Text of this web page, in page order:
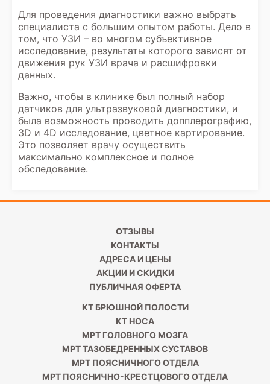
Для проведения диагностики важно выбрать
специалиста с большим опытом работы. Дело в
том, что УЗИ – во многом субъективное
исследование, результаты которого зависят от
движения рук УЗИ врача и расшифровки
данных.
Важно, чтобы в клинике был полный набор
датчиков для ультразвуковой диагностики, и
была возможность проводить допплерографию,
3D и 4D исследование, цветное картирование.
Это позволяет врачу осуществить
максимально комплексное и полное
обследование.
ОТЗЫВЫ
КОНТАКТЫ
АДРЕСА И ЦЕНЫ
АКЦИИ И СКИДКИ
ПУБЛИЧНАЯ ОФЕРТА
КТ БРЮШНОЙ ПОЛОСТИ
КТ НОСА
МРТ ГОЛОВНОГО МОЗГА
МРТ ТАЗОБЕДРЕННЫХ СУСТАВОВ
МРТ ПОЯСНИЧНОГО ОТДЕЛА
МРТ ПОЯСНИЧНО-КРЕСТЦОВОГО ОТДЕЛА